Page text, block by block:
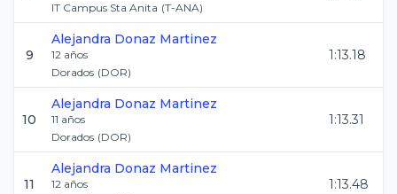
IT Campus Sta Anita (T-ANA)
9
Alejandra Donaz Martinez
12 años
Dorados (DOR)
1:13.18
10
Alejandra Donaz Martinez
11 años
Dorados (DOR)
1:13.31
11
Alejandra Donaz Martinez
12 años
1:13.48